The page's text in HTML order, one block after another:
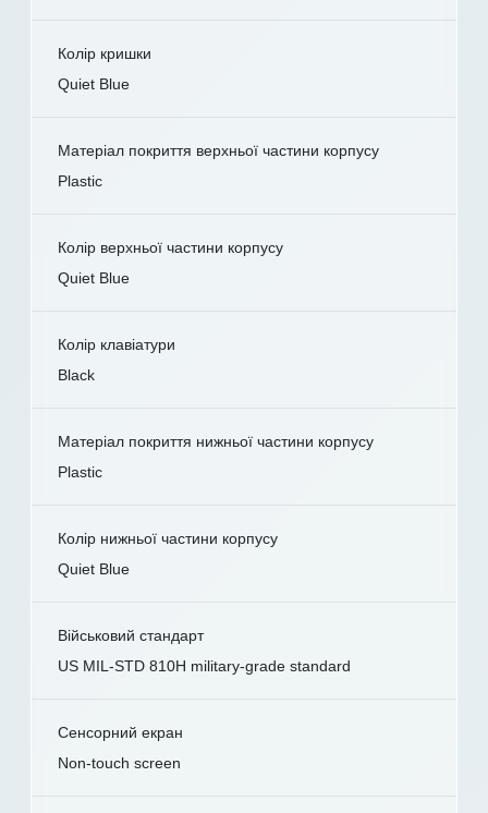
Колір кришки
Quiet Blue
Матеріал покриття верхньої частини корпусу
Plastic
Колір верхньої частини корпусу
Quiet Blue
Колір клавіатури
Black
Матеріал покриття нижньої частини корпусу
Plastic
Колір нижньої частини корпусу
Quiet Blue
Військовий стандарт
US MIL-STD 810H military-grade standard
Сенсорний екран
Non-touch screen